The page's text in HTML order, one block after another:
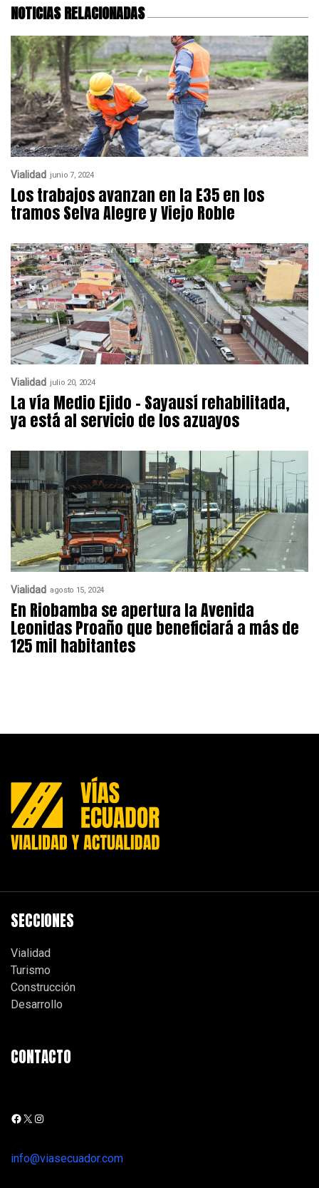
NOTICIAS RELACIONADAS
Vialidad junio 7, 2024
Los trabajos avanzan en la E35 en los
tramos Selva Alegre y Viejo Roble
Vialidad julio 20, 2024
La vía Medio Ejido – Sayausí rehabilitada,
ya está al servicio de los azuayos
Vialidad agosto 15, 2024
En Riobamba se apertura la Avenida
Leonidas Proaño que beneficiará a más de
125 mil habitantes
SECCIONES
Vialidad
Turismo
Construcción
Desarrollo
CONTACTO
info@viasecuador.com